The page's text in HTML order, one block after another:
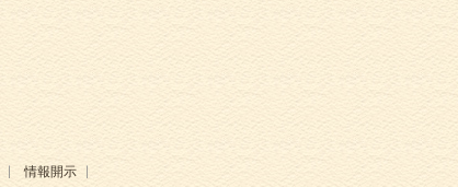
情報開示